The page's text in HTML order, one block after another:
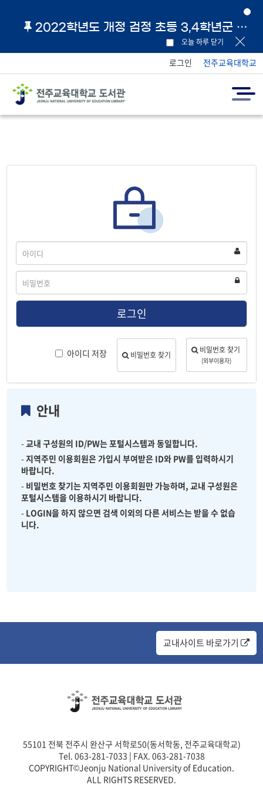
2022학년도 개정 검정 초등 3,4학년군 교과서 및 지도서 원문 링크 안내
오늘 하루 닫기
로그인 전주교육대학교
아
이
디
비
밀
번
로그인
아이디 저장 비밀번호 찾기 비밀번호 찾기
(외부이용자)
안내
- 교내 구성원의 ID/PW는 포털시스템과 동일합니다.
-지역주민 이용회원은 가입시 부여받은 ID와 PW를 입력하시기
바랍니다.
- 비밀번호 찾기는 지역주민 이용회원만 가능하며, 교내 구성원은
포털시스템을 이용하시기 바랍니다.
- LOGIN을 하지 않으면 검색 이외의 다른 서비스는 받을 수 없습
니다.
교내사이트 바로가기
55101 전북 전주시 완산구 서학로50(동서학동, 전주교육대학교)
Tel. 063-281-7033 | FAX. 063-281-7038
COPYRIGHT©Jeonju National University of Education.
ALL RIGHTS RESERVED.